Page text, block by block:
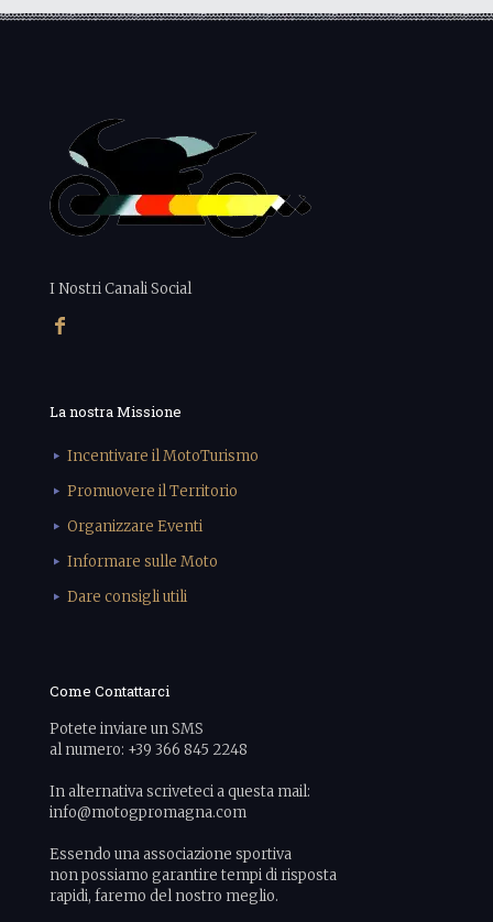
I Nostri Canali Social
La nostra Missione
Incentivare il MotoTurismo
Promuovere il Territorio
Organizzare Eventi
Informare sulle Moto
Dare consigli utili
Come Contattarci
Potete inviare un SMS
al numero: +39 366 845 2248
In alternativa scriveteci a questa mail:
info@motogpromagna.com
Essendo una associazione sportiva
non possiamo garantire tempi di risposta
rapidi, faremo del nostro meglio.